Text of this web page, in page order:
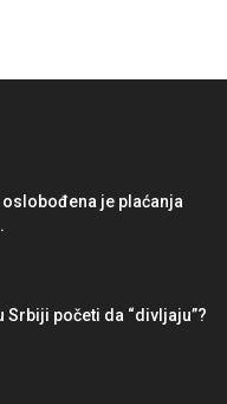
je plaćanja
Srbiji početi da “divljaju”?